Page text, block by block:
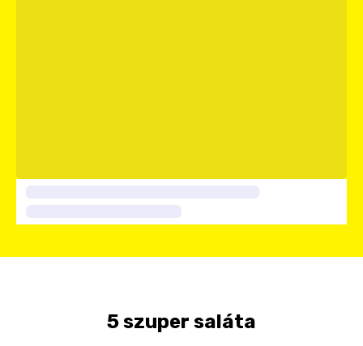
5 szuper saláta